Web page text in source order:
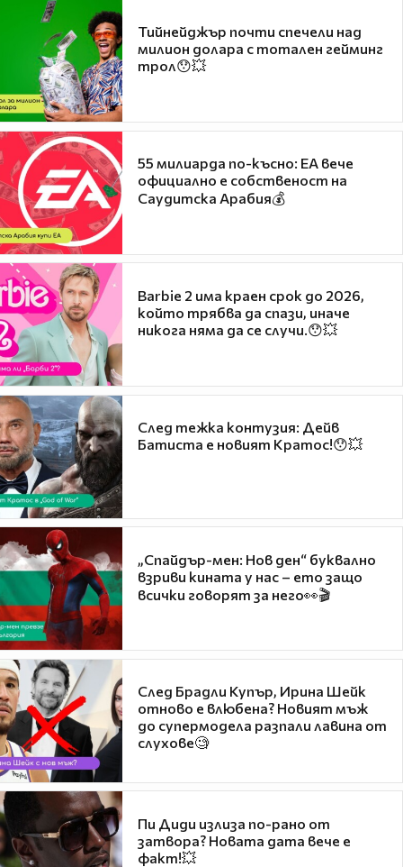
Тийнейджър почти спечели над
милион долара с тотален гейминг
трол😯💥
55 милиарда по-късно: EA вече
официално е собственост на
Саудитска Арабия💰
Barbie 2 има краен срок до 2026,
който трябва да спази, иначе
никога няма да се случи.😯💥
След тежка контузия: Дейв
Батиста е новият Кратос!😯💥
„Спайдър-мен: Нов ден“ буквално
взриви кината у нас – ето защо
всички говорят за него👀🎬
След Брадли Купър, Ирина Шейк
отново е влюбена? Новият мъж
до супермодела разпали лавина от
слухове🧐
Пи Диди излиза по-рано от
затвора? Новата дата вече е
факт!💥